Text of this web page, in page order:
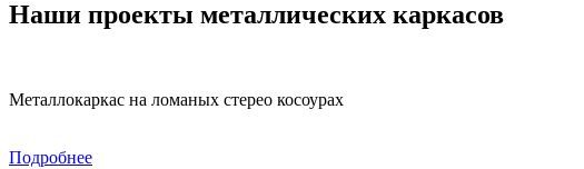
Наши проекты металлических каркасов
Металлокаркас на ломаных стерео косоурах
Подробнее